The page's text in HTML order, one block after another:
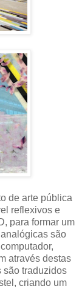
de arte pública
reflexivos e
para formar um
são
através destas
são traduzidos
criando um